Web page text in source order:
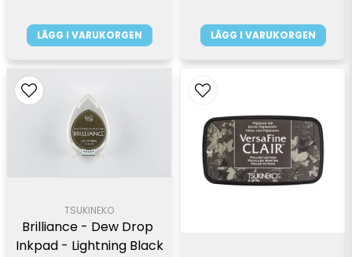
LÄGG I VARUKORGEN LÄGG I VARUKORGEN
TSUKINEKO
Brilliance - Dew Drop
Inkpad - Lightning Black